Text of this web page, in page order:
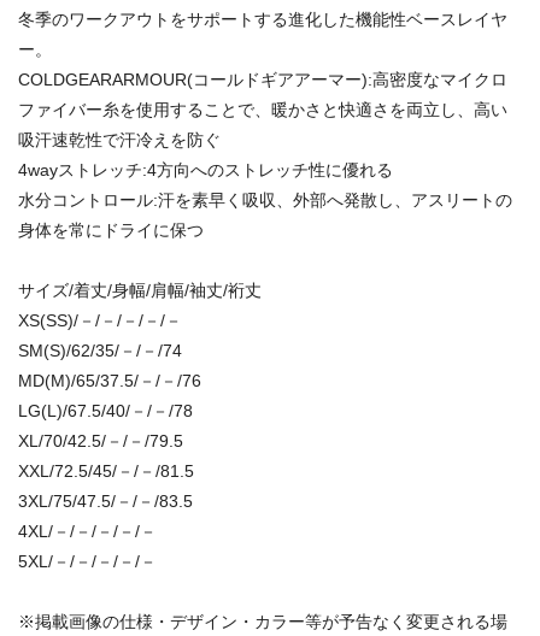
冬季のワークアウトをサポートする進化した機能性ベースレイヤ
ー。
COLDGEARARMOUR(コールドギアアーマー):高密度なマイクロ
ファイバー糸を使用することで、暖かさと快適さを両立し、高い
吸汗速乾性で汗冷えを防ぐ
4wayストレッチ:4方向へのストレッチ性に優れる
水分コントロール:汗を素早く吸収、外部へ発散し、アスリートの
身体を常にドライに保つ
サイズ/着丈/身幅/肩幅/袖丈/裄丈
XS(SS)/－/－/－/－/－
SM(S)/62/35/－/－/74
MD(M)/65/37.5/－/－/76
LG(L)/67.5/40/－/－/78
XL/70/42.5/－/－/79.5
XXL/72.5/45/－/－/81.5
3XL/75/47.5/－/－/83.5
4XL/－/－/－/－/－
5XL/－/－/－/－/－
※掲載画像の仕様・デザイン・カラー等が予告なく変更される場